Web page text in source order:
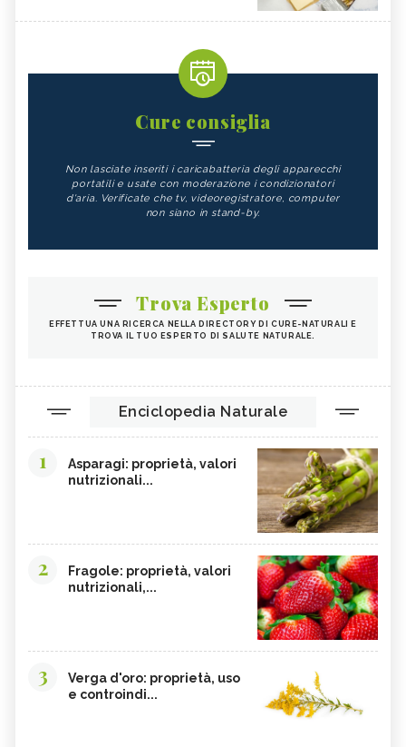
Cure consiglia
Non lasciate inseriti i caricabatteria degli apparecchi
portatili e usate con moderazione i condizionatori
d'aria. Verificate che tv, videoregistratore, computer
non siano in stand-by.
Trova Esperto
EFFETTUA UNA RICERCA NELLA DIRECTORY DI CURE-NATURALI E
TROVA IL TUO ESPERTO DI SALUTE NATURALE.
Enciclopedia Naturale
1
Asparagi: proprietà, valori
nutrizionali...
2
Fragole: proprietà, valori
nutrizionali,...
3
Verga d'oro: proprietà, uso
e controindi...